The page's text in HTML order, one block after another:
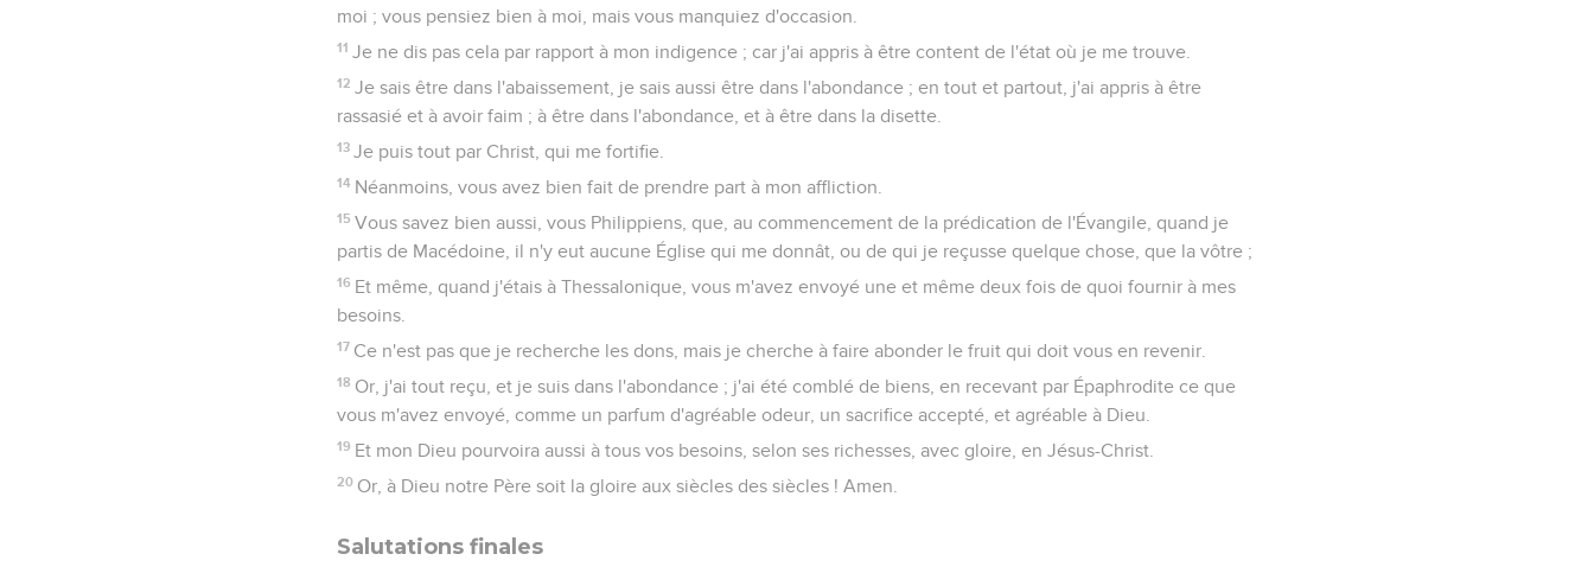
moi ; vous pensiez bien à moi, mais vous manquiez d'occasion.
11 Je ne dis pas cela par rapport à mon indigence ; car j'ai appris à être content de l'état où je me trouve.
12 Je sais être dans l'abaissement, je sais aussi être dans l'abondance ; en tout et partout, j'ai appris à être
rassasié et à avoir faim ; à être dans l'abondance, et à être dans la disette.
13 Je puis tout par Christ, qui me fortifie.
14 Néanmoins, vous avez bien fait de prendre part à mon affliction.
15 Vous savez bien aussi, vous Philippiens, que, au commencement de la prédication de l'Évangile, quand je
partis de Macédoine, il n'y eut aucune Église qui me donnât, ou de qui je reçusse quelque chose, que la vôtre ;
16 Et même, quand j'étais à Thessalonique, vous m'avez envoyé une et même deux fois de quoi fournir à mes
besoins.
17 Ce n'est pas que je recherche les dons, mais je cherche à faire abonder le fruit qui doit vous en revenir.
18 Or, j'ai tout reçu, et je suis dans l'abondance ; j'ai été comblé de biens, en recevant par Épaphrodite ce que
vous m'avez envoyé, comme un parfum d'agréable odeur, un sacrifice accepté, et agréable à Dieu.
19 Et mon Dieu pourvoira aussi à tous vos besoins, selon ses richesses, avec gloire, en Jésus-Christ.
20 Or, à Dieu notre Père soit la gloire aux siècles des siècles ! Amen.
Salutations finales